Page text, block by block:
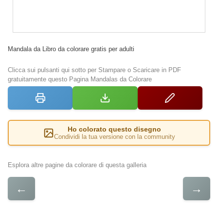
Mandala da Libro da colorare gratis per adulti
Clicca sui pulsanti qui sotto per Stampare o Scaricare in PDF
gratuitamente questo Pagina Mandalas da Colorare
Ho colorato questo disegno
Condividi la tua versione con la community
Esplora altre pagine da colorare di questa galleria
← →